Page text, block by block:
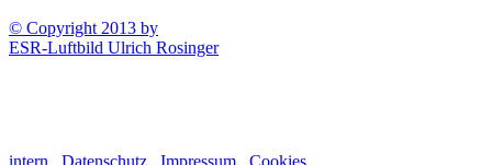
© Copyright 2013 by
ESR-Luftbild Ulrich Rosinger